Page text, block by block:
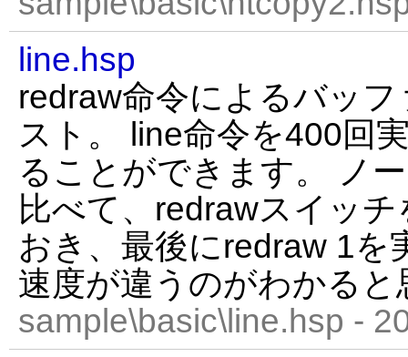
line.hsp
redraw命令によるバッ
スト。 line命令を400回
ることができます。 ノ
比べて、redrawスイッ
おき、最後にredraw 1を
速度が違うのがわかると
sample\basic\line.hsp -